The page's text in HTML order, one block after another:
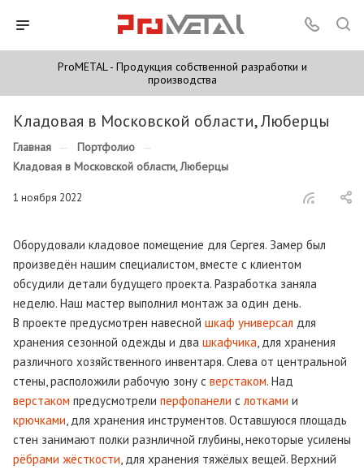
ProMETAL - Продукция собственной разработки и
производства
Кладовая в Московской области, Люберцы
Главная — Портфолио —
Кладовая в Московской области, Люберцы
1 ноября 2022
Оборудовали кладовое помещение для Сергея. Замер был
произведён нашим специалистом, вместе с клиентом
обсудили детали будущего проекта. Разработка заняла
неделю. Наш мастер выполнил монтаж за один день.
В проекте предусмотрен навесной шкаф универсал для
хранения сезонной одежды и два шкафчика, для хранения
различного хозяйственного инвентаря. Слева от центральной
стены, расположили рабочую зону с верстаком. Над
верстаком предусмотрели перфопанели слотками и
крючками, для хранения инструментов. Оставшуюся площадь
стен занимают полки разнличной глубины, некоторые усилены
рёбрами жёсткости, для хранения тяжёлых вещей. Верхний